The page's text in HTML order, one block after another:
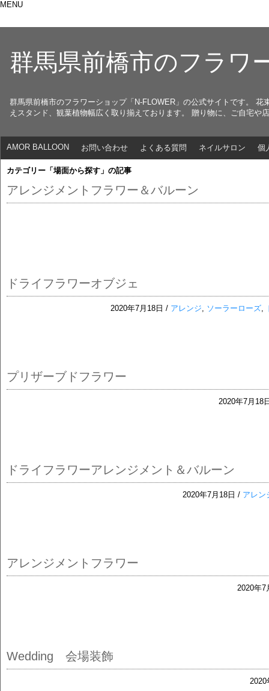
MENU
群馬県前橋市のフラワ
群馬県前橋市のフラワーショップ「N-FLOWER」の公式サイトです。
えスタンド、観葉植物幅広く取り揃えております。 贈り物に、ご自宅や
AMOR BALLOON お問い合わせ よくある質問 ネイルサロン 個
カテゴリー「場面から探す」の記事
アレンジメントフラワー＆バルーン
ドライフラワーオブジェ
2020年7月18日 / アレンジ, ソーラーローズ,
プリザーブドフラワー
2020年7月18
ドライフラワーアレンジメント＆バルーン
2020年7月18日 / アレン
アレンジメントフラワー
2020年
Wedding 会場装飾